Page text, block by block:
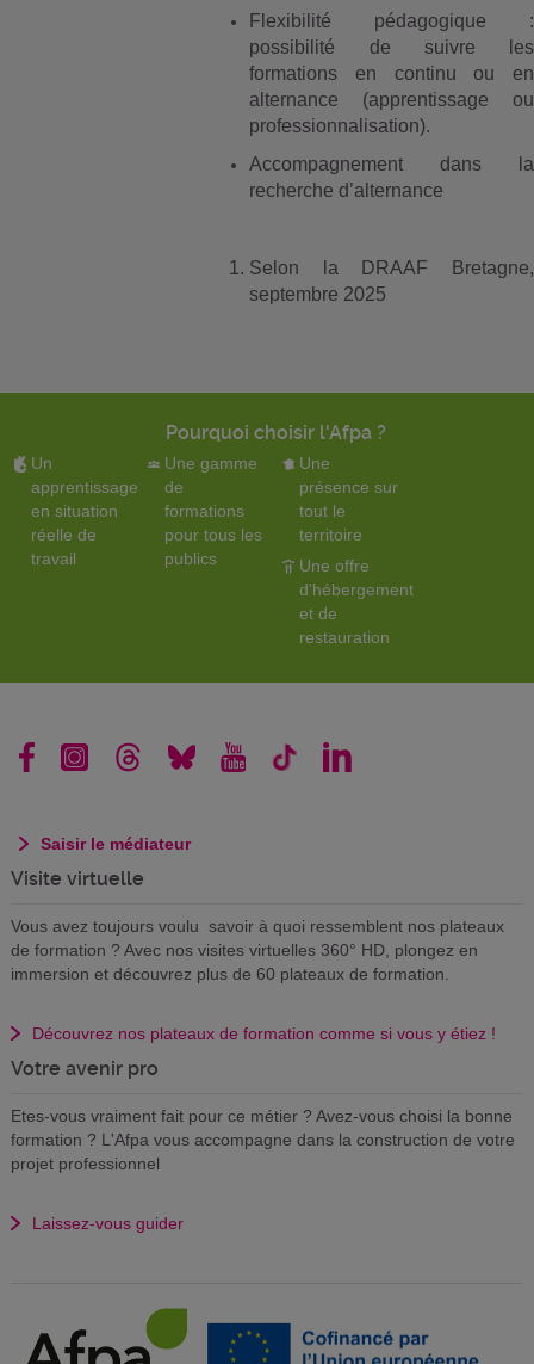
Flexibilité pédagogique :
possibilité de suivre les
formations en continu ou en
alternance (apprentissage ou
professionnalisation).
Accompagnement dans la
recherche d’alternance
Selon la DRAAF Bretagne,
septembre 2025
Pourquoi choisir l'Afpa ?
Un
apprentissage
en situation
réelle de
travail
Une gamme
de
formations
pour tous les
publics
Une
présence sur
tout le
territoire
Une offre
d'hébergement
et de
restauration
Saisir le médiateur
Visite virtuelle
Vous avez toujours voulu savoir à quoi ressemblent nos plateaux
de formation ? Avec nos visites virtuelles 360° HD, plongez en
immersion et découvrez plus de 60 plateaux de formation.
Découvrez nos plateaux de formation comme si vous y étiez !
Votre avenir pro
Etes-vous vraiment fait pour ce métier ? Avez-vous choisi la bonne
formation ? L'Afpa vous accompagne dans la construction de votre
projet professionnel
Laissez-vous guider